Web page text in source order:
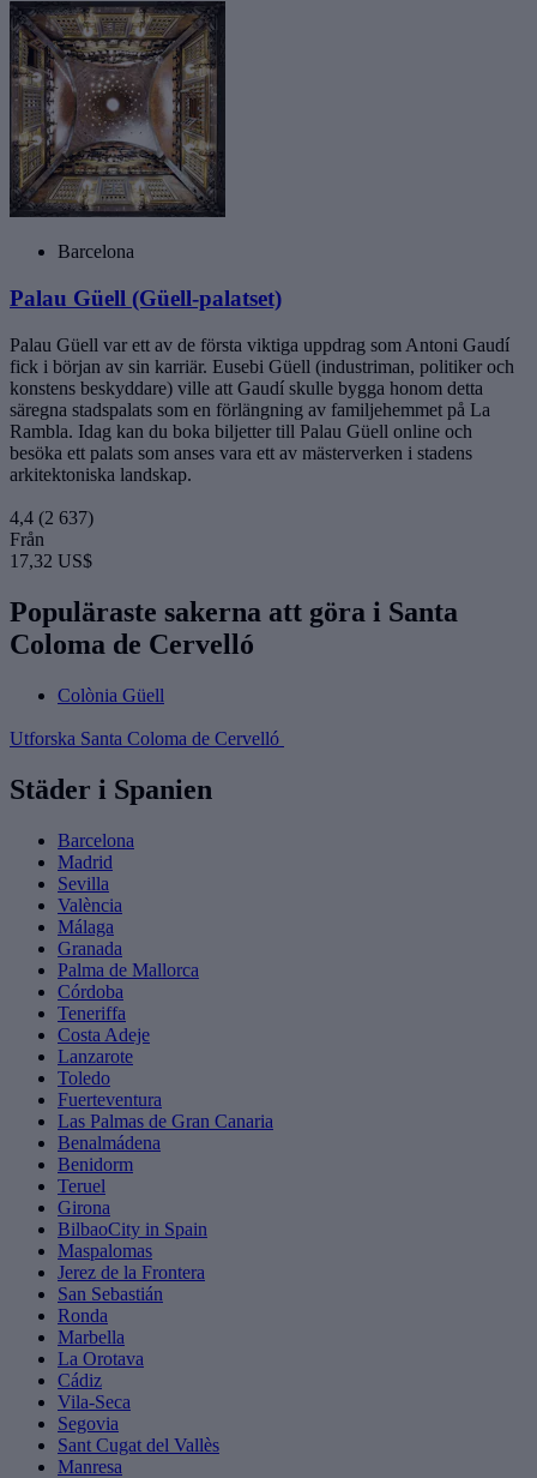
Barcelona
Palau Güell (Güell-palatset)
Palau Güell var ett av de första viktiga uppdrag som Antoni Gaudí
fick i början av sin karriär. Eusebi Güell (industriman, politiker och
konstens beskyddare) ville att Gaudí skulle bygga honom detta
säregna stadspalats som en förlängning av familjehemmet på La
Rambla. Idag kan du boka biljetter till Palau Güell online och
besöka ett palats som anses vara ett av mästerverken i stadens
arkitektoniska landskap.
4,4 (2 637)
Från
17,32 US$
Populäraste sakerna att göra i Santa
Coloma de Cervelló
Colònia Güell
Utforska Santa Coloma de Cervelló
Städer i Spanien
Barcelona
Madrid
Sevilla
València
Málaga
Granada
Palma de Mallorca
Córdoba
Teneriffa
Costa Adeje
Lanzarote
Toledo
Fuerteventura
Las Palmas de Gran Canaria
Benalmádena
Benidorm
Teruel
Girona
BilbaoCity in Spain
Maspalomas
Jerez de la Frontera
San Sebastián
Ronda
Marbella
La Orotava
Cádiz
Vila-Seca
Segovia
Sant Cugat del Vallès
Manresa